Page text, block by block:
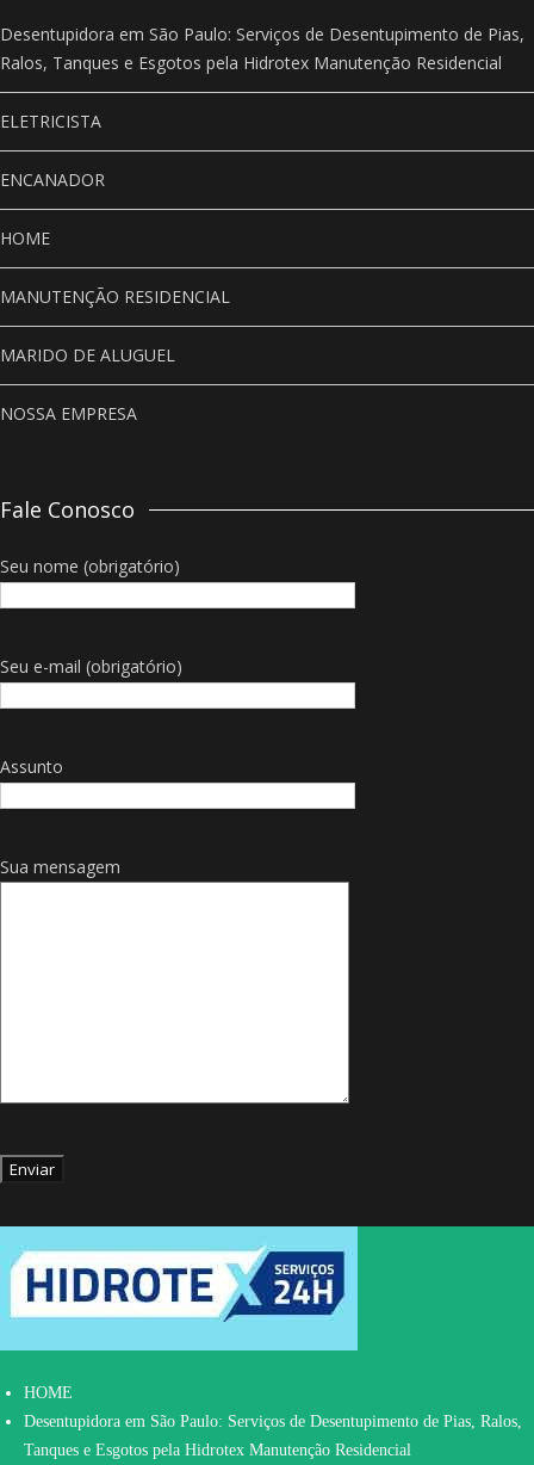
Desentupidora em São Paulo: Serviços de Desentupimento de Pias,
Ralos, Tanques e Esgotos pela Hidrotex Manutenção Residencial
ELETRICISTA
ENCANADOR
HOME
MANUTENÇÃO RESIDENCIAL
MARIDO DE ALUGUEL
NOSSA EMPRESA
Fale Conosco
Seu nome (obrigatório)
Seu e-mail (obrigatório)
Assunto
Sua mensagem
HOME
Desentupidora em São Paulo: Serviços de Desentupimento de Pias, Ralos,
Tanques e Esgotos pela Hidrotex Manutenção Residencial